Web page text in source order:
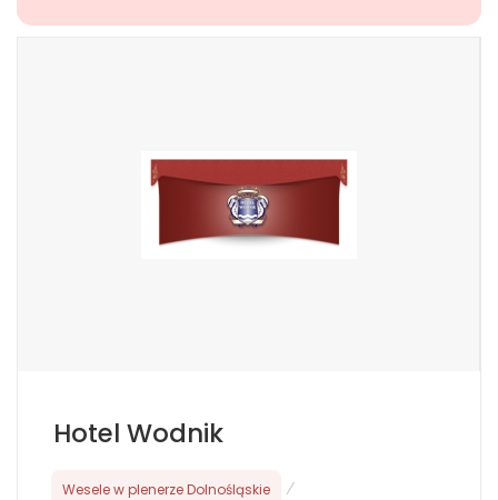
Hotel Wodnik
Wesele w plenerze Dolnośląskie /